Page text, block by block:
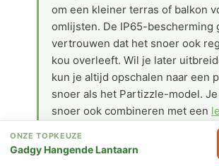
om een kleiner terras of balkon
omlijsten. De IP65-bescherming
vertrouwen dat het snoer ook
kou overleeft. Wil je later
kun je altijd opschalen naar een
snoer als het Partizzle-model.
snoer ook combineren met een
langs de rand van een
schutting voor extra laagte-effect.
ONZE TOPKEUZE
Gadgy Hangende Lantaarn